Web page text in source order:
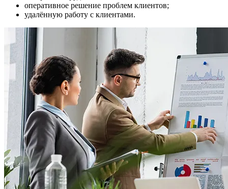
оперативное решение проблем клиентов;
удалённую работу с клиентами.